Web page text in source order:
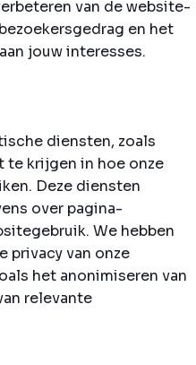
van de website-
en het
jouw interesses.
diensten, zoals
te krijgen in hoe onze
Deze diensten
over pagina-
We hebben
privacy van onze
het anonimiseren van
relevante